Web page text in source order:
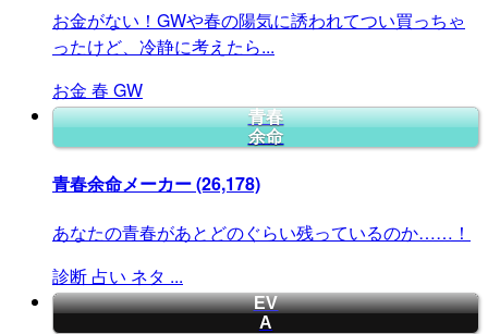
お金がない！GWや春の陽気に誘われてつい買っちゃ
ったけど、冷静に考えたら...
お金 春 GW
青春
余命
青春余命メーカー(26,178)
あなたの青春があとどのぐらい残っているのか……！
診断 占い ネタ ...
EV
A